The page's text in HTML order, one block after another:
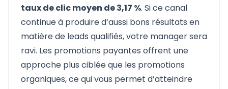
taux de clic moyen de 3,17 %. Si ce canal
continue à produire d’aussi bons résultats en
matière de leads qualifiés, votre manager sera
ravi. Les promotions payantes offrent une
approche plus ciblée que les promotions
organiques, ce qui vous permet d’atteindre